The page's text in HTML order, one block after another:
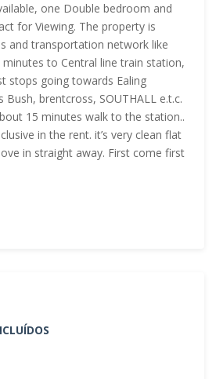
one Double bedroom and
for Viewing. The property is
and transportation network like
minutes to Central line train station,
stops going towards Ealing
Bush, brentcross, SOUTHALL e.t.c.
15 minutes walk to the station..
in the rent. it’s very clean flat
in straight away. First come first